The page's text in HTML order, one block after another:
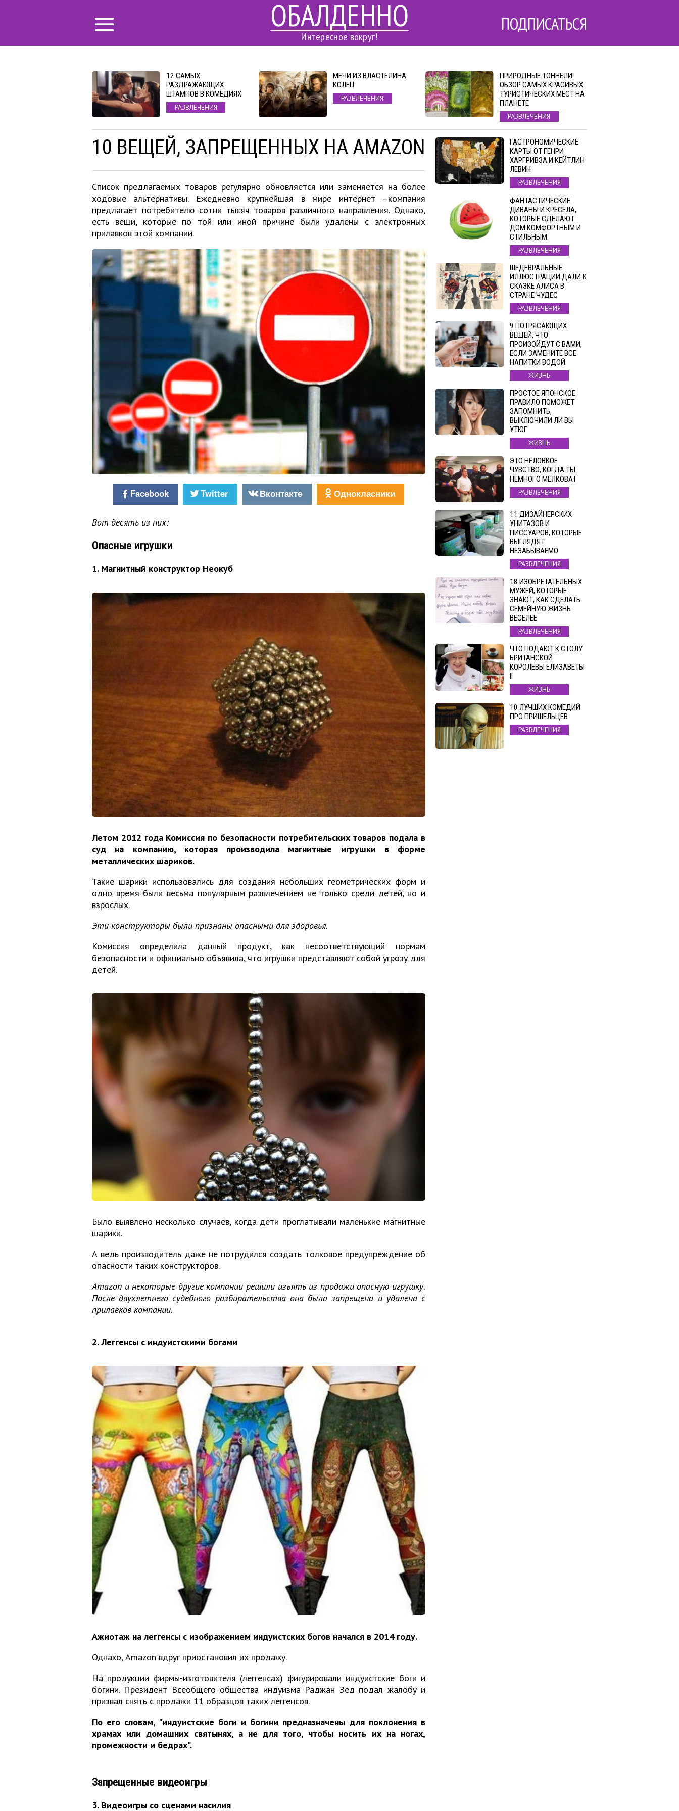
ОБАЛДЕННО
Интересное вокруг!
ПОДПИСАТЬСЯ
12 САМЫХ
РАЗДРАЖАЮЩИХ
ШТАМПОВ В КОМЕДИЯХ
РАЗВЛЕЧЕНИЯ
МЕЧИ ИЗ ВЛАСТЕЛИНА
КОЛЕЦ
РАЗВЛЕЧЕНИЯ
ПРИРОДНЫЕ ТОННЕЛИ:
ОБЗОР САМЫХ КРАСИВЫХ
ТУРИСТИЧЕСКИХ МЕСТ НА
ПЛАНЕТЕ
РАЗВЛЕЧЕНИЯ
10 ВЕЩЕЙ, ЗАПРЕЩЕННЫХ НА AMAZON
Список предлагаемых товаров регулярно обновляется или заменяется на более
ходовые альтернативы. Ежедневно крупнейшая в мире интернет –компания
предлагает потребителю сотни тысяч товаров различного направления. Однако,
есть вещи, которые по той или иной причине были удалены с электронных
прилавков этой компании.
Facebook Twitter Вконтакте Однокласники
Вот десять из них:
Опасные игрушки
1. Магнитный конструктор Неокуб
Летом 2012 года Комиссия по безопасности потребительских товаров подала в
суд на компанию, которая производила магнитные игрушки в форме
металлических шариков.
Такие шарики использовались для создания небольших геометрических форм и
одно время были весьма популярным развлечением не только среди детей, но и
взрослых.
Эти конструкторы были признаны опасными для здоровья.
Комиссия определила данный продукт, как несоответствующий нормам
безопасности и официально объявила, что игрушки представляют собой угрозу для
детей.
Было выявлено несколько случаев, когда дети проглатывали маленькие магнитные
шарики.
А ведь производитель даже не потрудился создать толковое предупреждение об
опасности таких конструкторов.
Amazon и некоторые другие компании решили изъять из продажи опасную игрушку.
После двухлетнего судебного разбирательства она была запрещена и удалена с
прилавков компании.
2. Леггенсы с индуистскими богами
Ажиотаж на леггенсы с изображением индуистских богов начался в 2014 году.
Однако, Amazon вдруг приостановил их продажу.
На продукции фирмы-изготовителя (леггенсах) фигурировали индуистские боги и
богини. Президент Всеобщего общества индуизма Раджан Зед подал жалобу и
призвал снять с продажи 11 образцов таких леггенсов.
По его словам, "индуистские боги и богини предназначены для поклонения в
храмах или домашних святынях, а не для того, чтобы носить их на ногах,
промежности и бедрах".
Запрещенные видеоигры
3. Видеоигры со сценами насилия
ГАСТРОНОМИЧЕСКИЕ
КАРТЫ ОТ ГЕНРИ
ХАРГРИВЗА И КЕЙТЛИН
ЛЕВИН
РАЗВЛЕЧЕНИЯ
ФАНТАСТИЧЕСКИЕ
ДИВАНЫ И КРЕСЕЛА,
КОТОРЫЕ СДЕЛАЮТ
ДОМ КОМФОРТНЫМ И
СТИЛЬНЫМ
РАЗВЛЕЧЕНИЯ
ШЕДЕВРАЛЬНЫЕ
ИЛЛЮСТРАЦИИ ДАЛИ К
СКАЗКЕ АЛИСА В
СТРАНЕ ЧУДЕС
РАЗВЛЕЧЕНИЯ
9 ПОТРЯСАЮЩИХ
ВЕЩЕЙ, ЧТО
ПРОИЗОЙДУТ С ВАМИ,
ЕСЛИ ЗАМЕНИТЕ ВСЕ
НАПИТКИ ВОДОЙ
ЖИЗНЬ
ПРОСТОЕ ЯПОНСКОЕ
ПРАВИЛО ПОМОЖЕТ
ЗАПОМНИТЬ,
ВЫКЛЮЧИЛИ ЛИ ВЫ
УТЮГ
ЖИЗНЬ
ЭТО НЕЛОВКОЕ
ЧУВСТВО, КОГДА ТЫ
НЕМНОГО МЕЛКОВАТ
РАЗВЛЕЧЕНИЯ
11 ДИЗАЙНЕРСКИХ
УНИТАЗОВ И
ПИССУАРОВ, КОТОРЫЕ
ВЫГЛЯДЯТ
НЕЗАБЫВАЕМО
РАЗВЛЕЧЕНИЯ
18 ИЗОБРЕТАТЕЛЬНЫХ
МУЖЕЙ, КОТОРЫЕ
ЗНАЮТ, КАК СДЕЛАТЬ
СЕМЕЙНУЮ ЖИЗНЬ
ВЕСЕЛЕЕ
РАЗВЛЕЧЕНИЯ
ЧТО ПОДАЮТ К СТОЛУ
БРИТАНСКОЙ
КОРОЛЕВЫ ЕЛИЗАВЕТЫ
ЖИЗНЬ
10 ЛУЧШИХ КОМЕДИЙ
ПРО ПРИШЕЛЬЦЕВ
РАЗВЛЕЧЕНИЯ